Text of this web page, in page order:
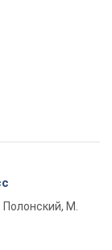
Полонский, М.